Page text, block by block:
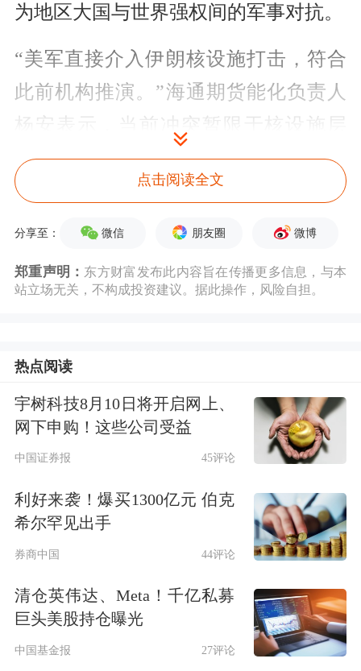
为地区大国与世界强权间的军事对抗。
“美军直接介入伊朗核设施打击，符合
此前机构推演。”海通期货能化负责人
面，但美国入局已为油价注入5～10 美
元/桶的地缘溢价。“风险度提升是确定
的，虽暂未失控，但市场情绪可能引发
源的供应影响明显。“伊朗目前原油产
量330万桶/日，其中出口150万～170万
桶/日，自冲突以来伊朗原油出口加
速，虽然目前
装船和发运暂未受到
影响，但市场担忧的情绪仍存。”他
称。
6月22日，伊朗议会国家安全委员会委
员库萨里表示，伊朗会议已得出结论，
认为应关闭霍尔木兹海峡，但最终决定
点击阅读全文
分享至： 微信 朋友圈 微博
郑重声明： 东方财富发布此内容旨在传播更多信息，与本
站立场无关，不构成投资建议。据此操作，风险自担。
热点阅读
宇树科技8月10日将开启网上、
网下申购！这些公司受益
中国证券报 45评论
利好来袭！爆买1300亿元 伯克
希尔罕见出手
券商中国 44评论
清仓英伟达、Meta！千亿私募
巨头美股持仓曝光
中国基金报 27评论